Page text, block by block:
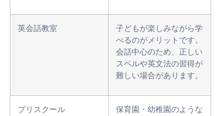
英会話教室
子どもが楽しみながら学
べるのがメリットです。
会話中心のため、正しい
スペルや英文法の習得が
難しい場合があります。
プリスクール
保育園・幼稚園のような